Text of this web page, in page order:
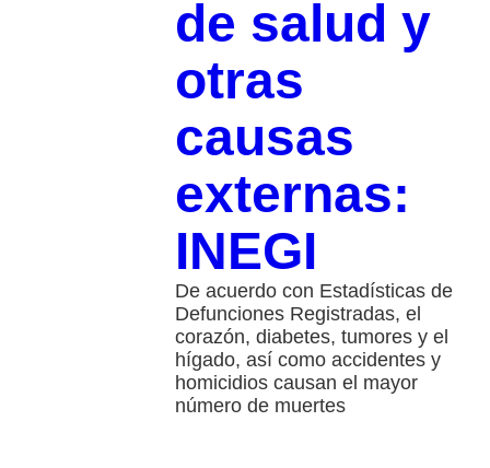
de salud y
otras
causas
externas:
INEGI
De acuerdo con Estadísticas de
Defunciones Registradas, el
corazón, diabetes, tumores y el
hígado, así como accidentes y
homicidios causan el mayor
número de muertes